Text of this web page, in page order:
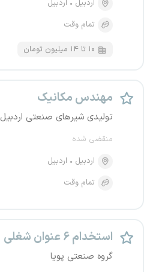
اردبیل
اردبیل
تمام وقت
۱۰ تا ۱۴ میلیون تومان
مهندس مکانیک
تولیدی شیرهای صنعتی اردبیل
منقضی شده
اردبیل
اردبیل
تمام وقت
استخدام ۶ عنوان شغلی
گروه صنعتی پویا